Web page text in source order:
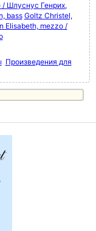
/ Шлуснус Генрих,
bass Goltz Christel,
Elisabeth, mezzo /
Произведения для